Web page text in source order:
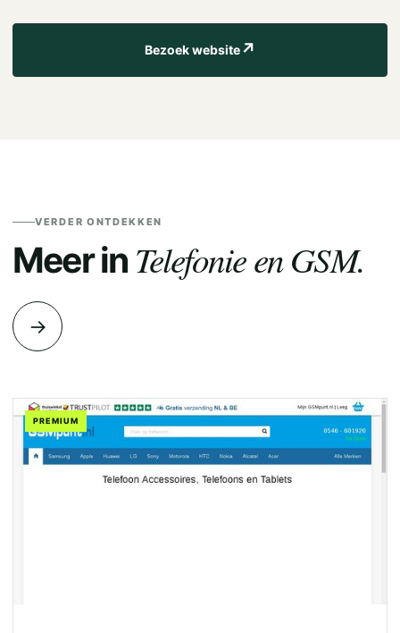
Bezoek website↗
VERDER ONTDEKKEN
Meer in Telefonie en GSM.
→
PREMIUM